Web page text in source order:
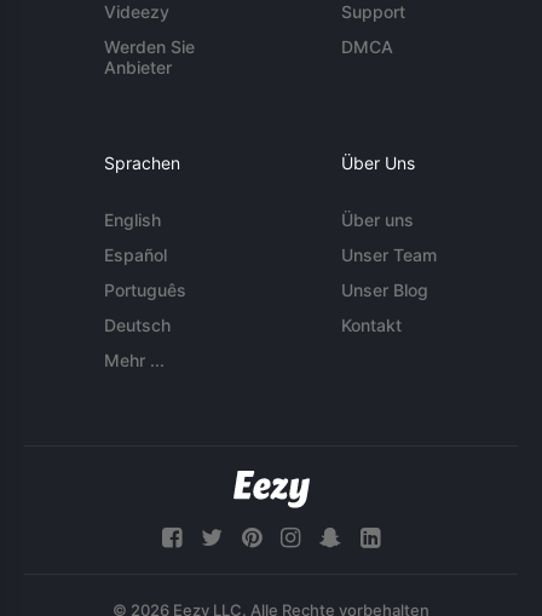
Videezy
Werden Sie
Anbieter
Support
DMCA
Sprachen
English
Español
Português
Deutsch
Mehr ...
Über Uns
Über uns
Unser Team
Unser Blog
Kontakt
© 2026 Eezy LLC. Alle Rechte vorbehalten